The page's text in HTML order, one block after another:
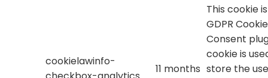
cookielawinfo-
11 months
This cookie
GDPR Cookie
Consent
cookie is
store the